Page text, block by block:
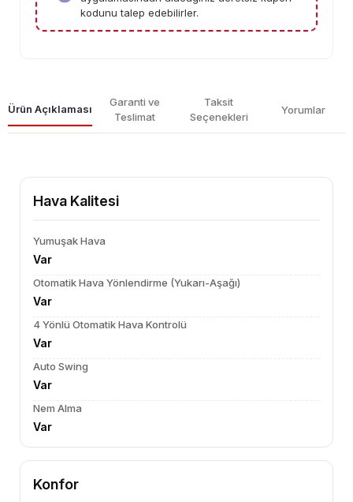
kodunu talep edebilirler.
Ürün Açıklaması
Garanti ve
Teslimat
Taksit
Seçenekleri
Yorumlar
Hava Kalitesi
Yumuşak Hava
Var
Otomatik Hava Yönlendirme (Yukarı-Aşağı)
Var
4 Yönlü Otomatik Hava Kontrolü
Var
Auto Swing
Var
Nem Alma
Var
Konfor